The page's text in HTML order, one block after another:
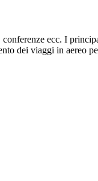
ecc. I
dei viaggi in aereo